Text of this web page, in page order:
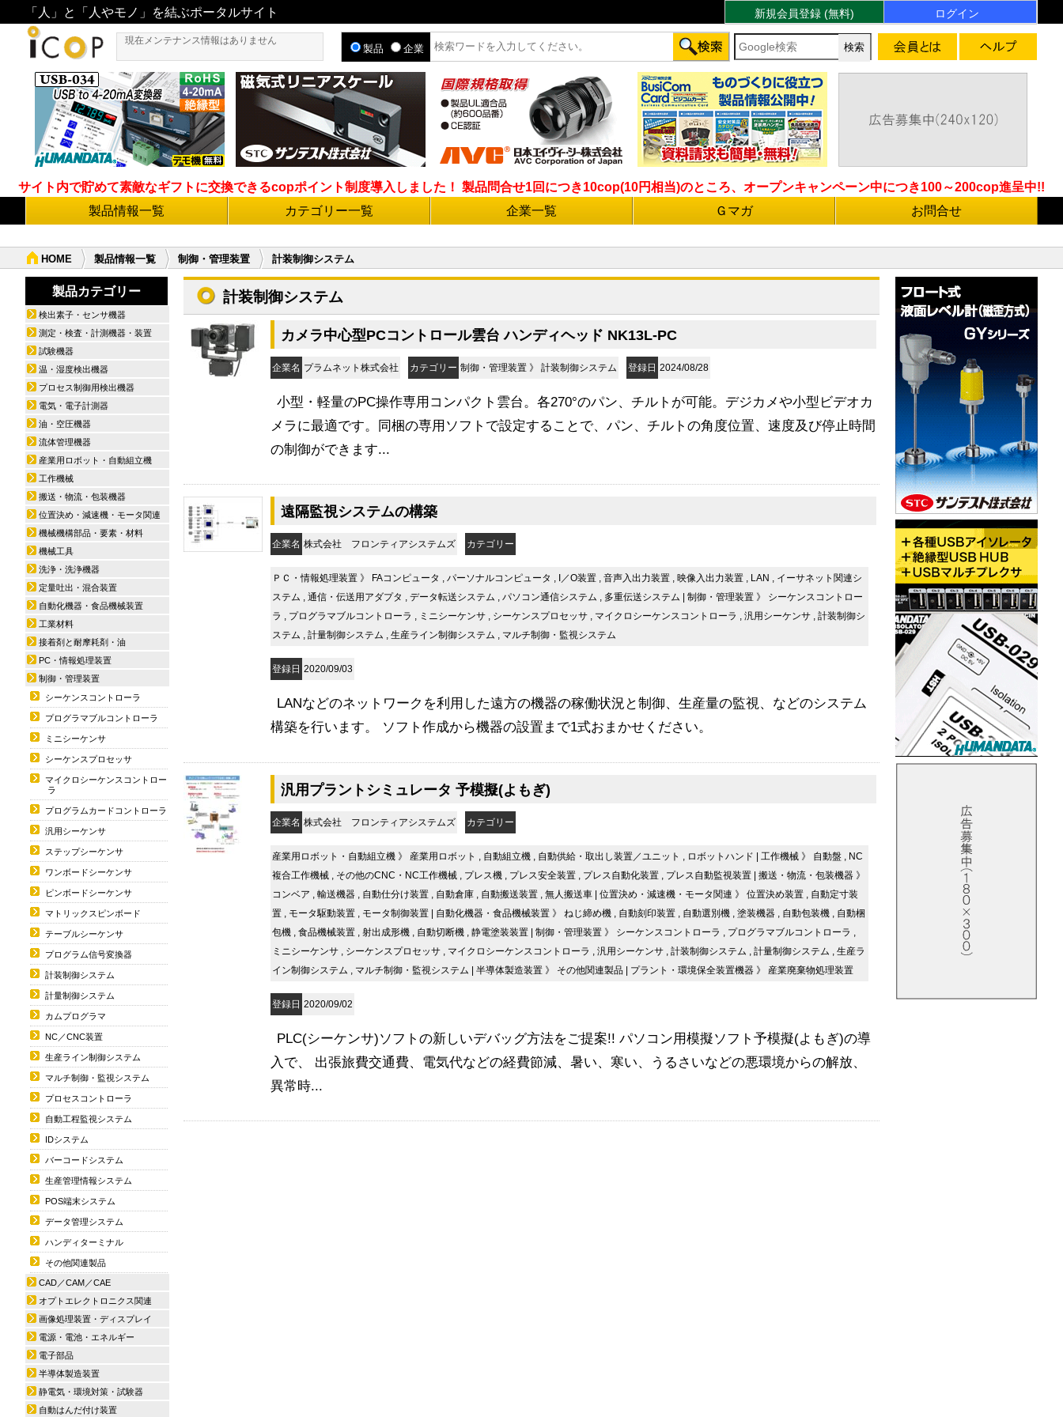
「人」と「人やモノ」を結ぶポータルサイト ログイン
新規会員登録 (無料)
現在メンテナンス情報はありません
製品 企業
サイト内で貯めて素敵なギフトに交換できるcopポイント制度導入しました！ 製品問合せ1回につき10cop(10円相当)のところ、オープンキャンペーン中につき100～200cop進呈中!!
製品情報一覧
カテゴリー一覧 企業一覧 Ｇマガ お問合せ
HOME 製品情報一覧 制御・管理装置 計装制御システム
計装制御システム
カメラ中心型PCコントロール雲台 ハンディヘッド NK13L-PC
企業名 プラムネット株式会社 カテゴリー 制御・管理装置 》 計装制御システム 登録日 2024/08/28
小型・軽量のPC操作専用コンパクト雲台。各270°のパン、チルトが可能。デジカメや小型ビデオカ
メラに最適です。同梱の専用ソフトで設定することで、パン、チルトの角度位置、速度及び停止時間
の制御ができます...
遠隔監視システムの構築
企業名 株式会社 フロンティアシステムズ カテゴリー
ＰＣ・情報処理装置 》 FAコンピュータ , パーソナルコンピュータ , I／O装置 , 音声入出力装置 , 映像入出力装置 , LAN , イーサネット関連シ
ステム , 通信・伝送用アダプタ , データ転送システム , パソコン通信システム , 多重伝送システム 制御・管理装置 》 シーケンスコントロー
ラ , プログラマブルコントローラ , ミニシーケンサ , シーケンスプロセッサ , マイクロシーケンスコントローラ , 汎用シーケンサ , 計装制御シ
ステム , 計量制御システム , 生産ライン制御システム , マルチ制御・監視システム
登録日 2020/09/03
LANなどのネットワークを利用した遠方の機器の稼働状況と制御、生産量の監視、などのシステム
構築を行います。 ソフト作成から機器の設置まで1式おまかせください。
汎用プラントシミュレータ 予模擬(よもぎ)
企業名 株式会社 フロンティアシステムズ カテゴリー
産業用ロボット・自動組立機 》 産業用ロボット 自動組立機 自動供給・取出し装置／ユニット ロボットハンド | 工作機械 》 自動盤
NC
複合工作機械
その他のCNC・NC工作機械 プレス機 プレス安全装置 プレス自動化装置 プレス自動監視装置 | 搬送・物流・包装機器 》
コンベア
輸送機器 自動仕分け装置 自動倉庫 自動搬送装置 無人搬送車 | 位置決め・減速機・モータ関連 》 位置決め装置
自動定寸装
置
モータ駆動装置 モータ制御装置 | 自動化機器・食品機械装置 》 ねじ締め機 自動刻印装置 自動選別機 塗装機器 自動包装機
自動梱
包機
食品機械装置 射出成形機 自動切断機 静電塗装装置 | 制御・管理装置 》 シーケンスコントローラ プログラマブルコントローラ
ミニシーケンサ
シーケンスプロセッサ マイクロシーケンスコントローラ 汎用シーケンサ 計装制御システム 計量制御システム
生産ラ
イン制御システム
マルチ制御・監視システム | 半導体製造装置 》 その他関連製品 | プラント・環境保全装置機器 》 産業廃棄物処理装置
登録日 2020/09/02
PLC(シーケンサ)ソフトの新しいデバッグ方法をご提案!! パソコン用模擬ソフト予模擬(よもぎ)の導
入で、 出張旅費交通費、電気代などの経費節減、暑い、寒い、うるさいなどの悪環境からの解放、
異常時...
製品カテゴリー
検出素子・センサ機器
測定・検査・計測機器・装置
試験機器
温・湿度検出機器
プロセス制御用検出機器
電気・電子計測器
油・空圧機器
流体管理機器
産業用ロボット・自動組立機
工作機械
搬送・物流・包装機器
位置決め・減速機・モータ関連
機械機構部品・要素・材料
機械工具
洗浄・洗浄機器
定量吐出・混合装置
自動化機器・食品機械装置
工業材料
接着剤と耐摩耗剤・油
PC・情報処理装置
制御・管理装置
シーケンスコントローラ
プログラマブルコントローラ
ミニシーケンサ
シーケンスプロセッサ
マイクロシーケンスコントロー
ラ
プログラムカードコントローラ
汎用シーケンサ
ステップシーケンサ
ワンボードシーケンサ
ピンボードシーケンサ
マトリックスピンボード
テーブルシーケンサ
プログラム信号変換器
計装制御システム
計量制御システム
カムプログラマ
NC／CNC装置
生産ライン制御システム
マルチ制御・監視システム
プロセスコントローラ
自動工程監視システム
IDシステム
バーコードシステム
生産管理情報システム
POS端末システム
データ管理システム
ハンディターミナル
その他関連製品
CAD／CAM／CAE
オプトエレクトロニクス関連
画像処理装置・ディスプレイ
電源・電池・エネルギー
電子部品
半導体製造装置
静電気・環境対策・試験器
自動はんだ付け装置